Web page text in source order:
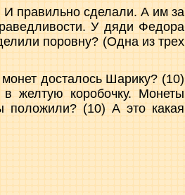
И правильно сделали. А им за
У дяди Федора
поровну? (Одна из трех
досталось Шарику? (10)
желтую коробочку. Монеты
положили? (10) А это какая